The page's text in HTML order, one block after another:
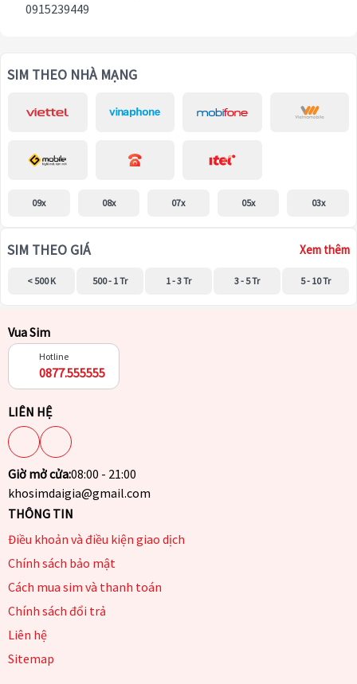
0915239449
SIM THEO NHÀ MẠNG
09x 08x 07x 05x 03x
SIM THEO GIÁ Xem thêm
< 500 K 500 - 1 Tr 1 - 3 Tr 3 - 5 Tr 5 - 10 Tr
Vua Sim
Hotline
0877.555555
LIÊN HỆ
Giờ mở cửa:08:00 - 21:00
khosimdaigia@gmail.com
THÔNG TIN
Điều khoản và điều kiện giao dịch
Chính sách bảo mật
Cách mua sim và thanh toán
Chính sách đổi trả
Liên hệ
Sitemap